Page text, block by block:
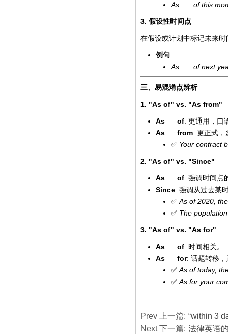
As of this
3. 假设性时间点
在假设或计划中标记未来
例句:
As of next year,
三、易混淆点辨析
1. "As of" vs. "As from"
As of: 更通用，口
As from: 更正式，
✅ Your contract
2. "As of" vs. "Since"
As of: 强调时间点
Since: 强调从过去某
✅ As of 2020,
✅ The
3. "As of" vs. "As for"
As of: 时间相关。
As for: 话题转移，
✅ As of today,
✅ As for your
Prev 上一篇: “within 3
Next 下一篇: 法律英语